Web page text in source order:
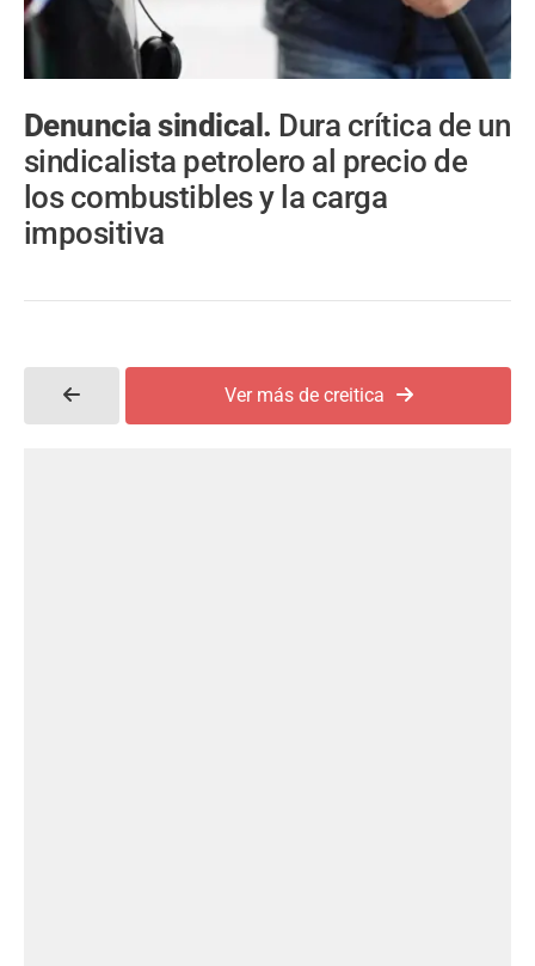
Denuncia sindical. Dura crítica de un
sindicalista petrolero al precio de
los combustibles y la carga
impositiva
Ver más de creitica